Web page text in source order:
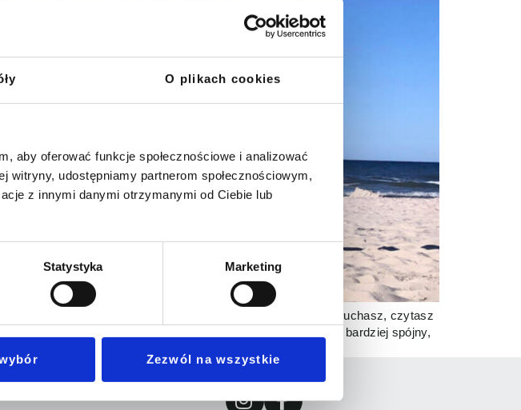
O plikach cookies
aby oferować funkcje społecznościowe i analizować
udostępniamy partnerom społecznościowym,
z innymi danymi otrzymanymi od Ciebie lub
Statystyka Marketing
Zezwól na wszystkie
jest ich pięć, ćwiczysz za każdym razem, kiedy mówisz, słuchasz, czytasz
ten proces w taką całość, aby po pierwsze był bardziej spójny,